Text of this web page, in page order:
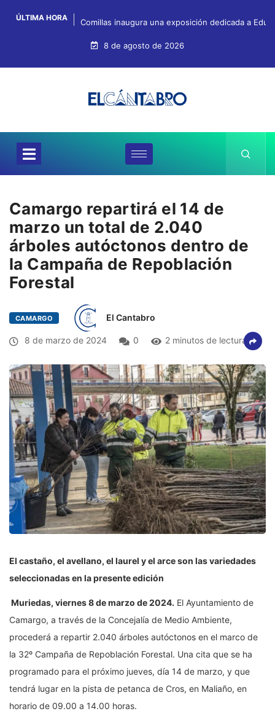
ÚLTIMA HORA Comillas inaugura una exposición dedicada a
8 de agosto de 2026
Camargo repartirá el 14 de
marzo un total de 2.040
árboles autóctonos dentro de
la Campaña de Repoblación
Forestal
CAMARGO El Cantabro
8 de marzo de 2024 0 2 minutos de lectura
El castaño, el avellano, el laurel y el arce son las variedades
seleccionadas en la presente edición
Muriedas, viernes 8 de marzo de 2024. El Ayuntamiento de
Camargo, a través de la Concejalía de Medio Ambiente,
procederá a repartir 2.040 árboles autóctonos en el marco de
la 32º Campaña de Repoblación Forestal. Una cita que se ha
programado para el próximo jueves, día 14 de marzo, y que
tendrá lugar en la pista de petanca de Cros, en Maliaño, en
horario de 09.00 a 14.00 horas.